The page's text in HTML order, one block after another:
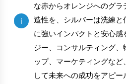
i
な赤からオレンジへのグラ
造性を、シルバーは洗練と
に強いインパクトと安心
ジー、コンサルティング
ップ、マーケティングな
して未来への成功をアピ